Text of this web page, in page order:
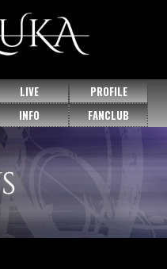
LIVE
PROFILE
INFO FANCLUB